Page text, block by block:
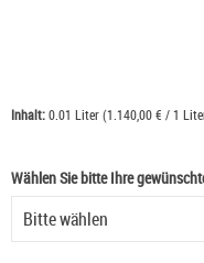
Inhalt:0.01 Liter (1.140,00 € / 1
Wählen Sie bitte Ihre